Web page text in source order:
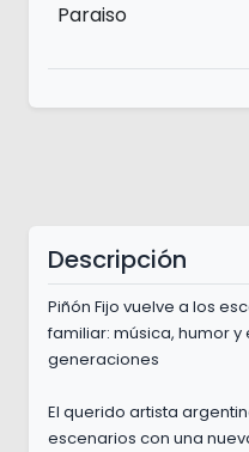
Paraiso
Descripción
Piñón Fijo vuelve a los
familiar: música, humor
generaciones
El querido artista
escenarios con una